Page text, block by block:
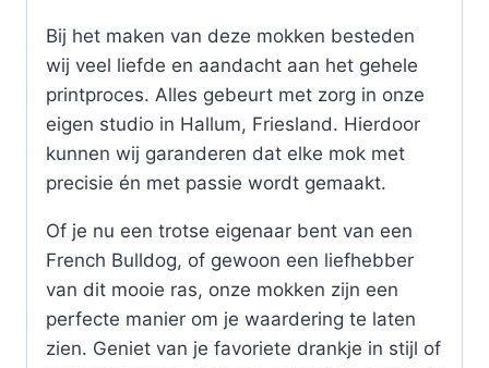
Bij het maken van deze mokken besteden
wij veel liefde en aandacht aan het gehele
printproces. Alles gebeurt met zorg in onze
eigen studio in Hallum, Friesland. Hierdoor
kunnen wij garanderen dat elke mok met
precisie én met passie wordt gemaakt.
Of je nu een trotse eigenaar bent van een
French Bulldog, of gewoon een liefhebber
van dit mooie ras, onze mokken zijn een
perfecte manier om je waardering te laten
zien. Geniet van je favoriete drankje in stijl of